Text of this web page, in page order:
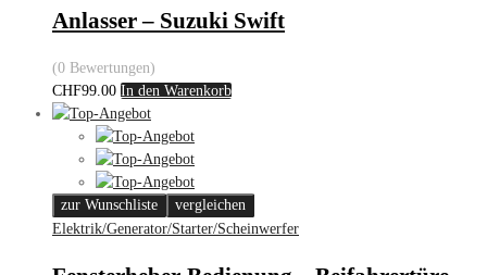
Anlasser – Suzuki Swift
(0 Bewertungen)
CHF99.00 In den Warenkorb
zur Wunschliste
vergleichen
Elektrik/Generator/Starter/Scheinwerfer